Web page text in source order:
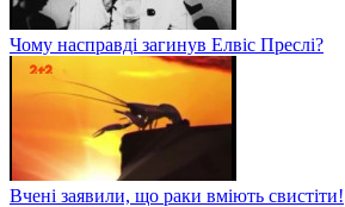
Чому насправді загинув Елвіс Преслі?
Вчені заявили, що раки вміють свистіти!